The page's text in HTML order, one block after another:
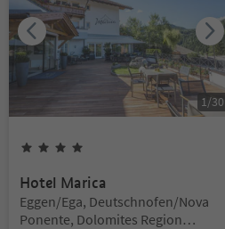
1 /30
Hotel Marica
Emplacement:
Eggen/Ega, Deutschnofen/Nova
Ponente, Dolomites Region